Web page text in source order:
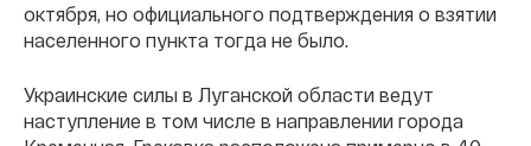
октября, но официального подтверждения о взятии
населенного пункта тогда не было.
Украинские силы в Луганской области ведут
наступление в том числе в направлении города